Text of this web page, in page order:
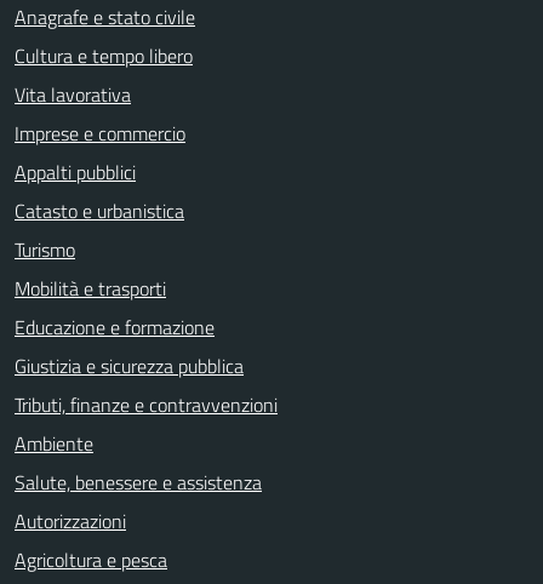
Anagrafe e stato civile
Cultura e tempo libero
Vita lavorativa
Imprese e commercio
Appalti pubblici
Catasto e urbanistica
Turismo
Mobilità e trasporti
Educazione e formazione
Giustizia e sicurezza pubblica
Tributi, finanze e contravvenzioni
Ambiente
Salute, benessere e assistenza
Autorizzazioni
Agricoltura e pesca